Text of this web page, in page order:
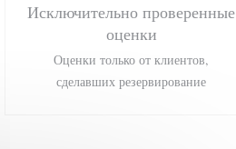
Исключительно проверенные
оценки
Оценки только от клиентов,
сделавших резервирование